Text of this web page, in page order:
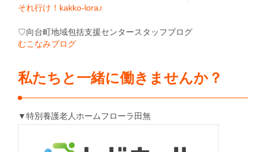
それ行け！kakko-lora♪
♡向台町地域包括支援センタースタッフブログ
むこなみブログ
私たちと一緒に働きませんか？
▼特別養護老人ホームフローラ田無